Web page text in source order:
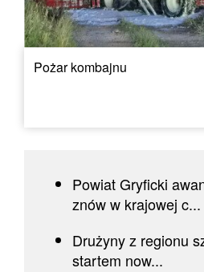
Pożar kombajnu
Powiat Gryficki
znów w krajowej c...
Drużyny z regionu
startem now...